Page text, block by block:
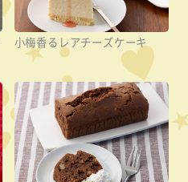
小梅香るレアチーズケーキ